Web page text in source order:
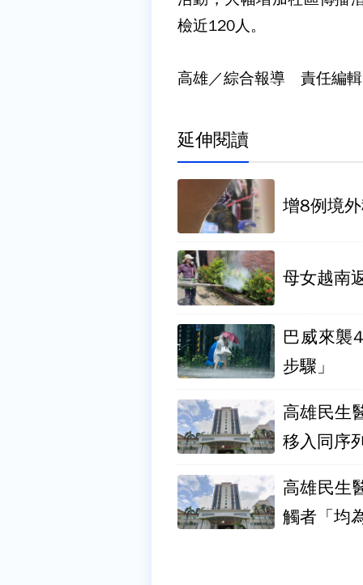
檢近120人。
高雄／綜合報導 責任編
延伸閱讀
增8例境
母女越南
巴威來襲
步驟」
高雄民生
移入同序
高雄民生
觸者「均